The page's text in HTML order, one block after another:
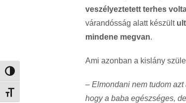
Nagy kontraszt váltása
Betűméret váltása
veszélyeztetett terhes
várandósság alatt készült
mindene megvan.
Ami azonban a kislány
– Elmondani nem tudom
hogy a baba egészséges,